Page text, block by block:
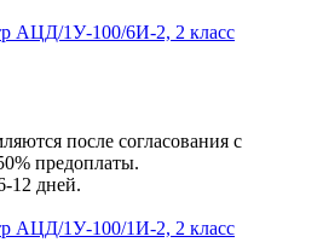
АЦД/1У-100/6И-2, 2 класс
после согласования с
предоплаты.
12 дней.
АЦД/1У-100/1И-2, 2 класс